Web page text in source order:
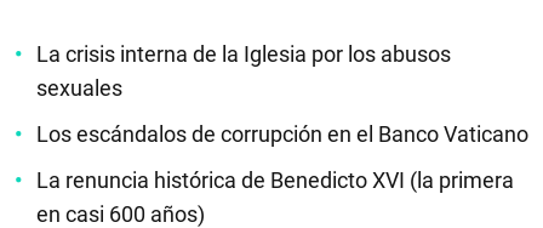
La crisis interna de la Iglesia por los abusos
sexuales
Los escándalos de corrupción en el Banco Vaticano
La renuncia histórica de Benedicto XVI (la primera
en casi 600 años)